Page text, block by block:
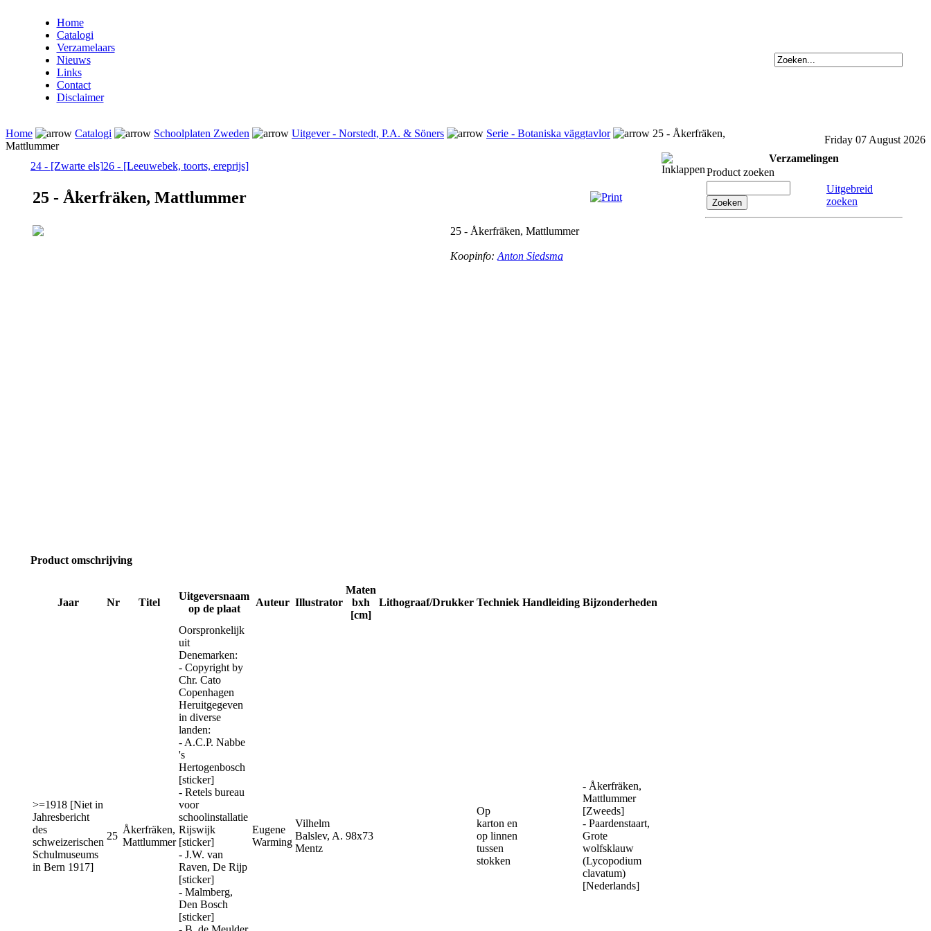
Home
Catalogi
Verzamelaars
Nieuws
Links
Contact
Disclaimer
Home Catalogi Schoolplaten Zweden Uitgever - Norstedt, P.A. & Söners Serie - Botaniska väggtavlor
25 - Åkerfräken,
Mattlummer
Friday 07 August 2026
24 - [Zwarte els]26 - [Leeuwebek, toorts, ereprijs]
25 - Åkerfräken, Mattlummer
25 - Åkerfräken, Mattlummer
Koopinfo: Anton Siedsma
Product omschrijving
Jaar Nr Titel
Uitgeversnaam
op de plaat
Auteur Illustrator
Maten
bxh
[cm]
Lithograaf/Drukker Techniek Handleiding Bijzonderheden
>=1918 [Niet in
Jahresbericht
des
schweizerischen
Schulmuseums
in Bern 1917]
25
Åkerfräken,
Mattlummer
Oorspronkelijk
uit
Denemarken:
- Copyright by
Chr. Cato
Copenhagen
Heruitgegeven
in diverse
landen:
- A.C.P. Nabbe
's
Hertogenbosch
[sticker]
- Retels bureau
voor
schoolinstallatie
Rijswijk
[sticker]
- J.W. van
Raven, De Rijp
[sticker]
- Malmberg,
Den Bosch
[sticker]
Eugene
Warming
Vilhelm
Balslev, A.
Mentz
98x73
Op
karton en
op linnen
tussen
stokken
- Åkerfräken,
Mattlummer
[Zweeds]
- Paardenstaart,
Grote
wolfsklauw
(Lycopodium
clavatum)
[Nederlands]
Verzamelingen
Product zoeken
Uitgebreid
zoeken